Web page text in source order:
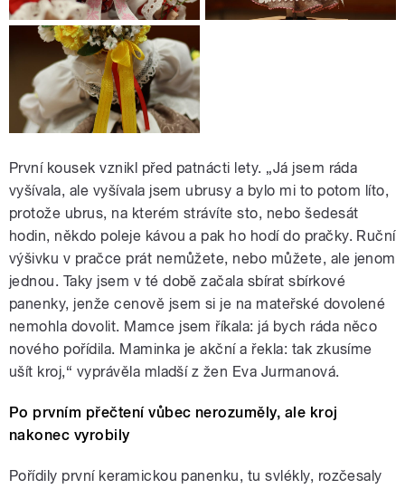
První kousek vznikl před patnácti lety. „Já jsem ráda
vyšívala, ale vyšívala jsem ubrusy a bylo mi to potom líto,
protože ubrus, na kterém strávíte sto, nebo šedesát
hodin, někdo poleje kávou a pak ho hodí do pračky. Ruční
výšivku v pračce prát nemůžete, nebo můžete, ale jenom
jednou. Taky jsem v té době začala sbírat sbírkové
panenky, jenže cenově jsem si je na mateřské dovolené
nemohla dovolit. Mamce jsem říkala: já bych ráda něco
nového pořídila. Maminka je akční a řekla: tak zkusíme
ušít kroj,“ vyprávěla mladší z žen Eva Jurmanová.
Po prvním přečtení vůbec nerozuměly, ale kroj
nakonec vyrobily
Pořídily první keramickou panenku, tu svlékly, rozčesaly